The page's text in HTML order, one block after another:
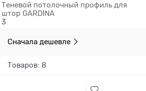
Теневой потолочный профиль для
штор GARDINA
3
Сначала дешевле
Товаров: 8